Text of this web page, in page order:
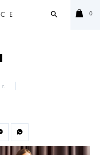
search 0